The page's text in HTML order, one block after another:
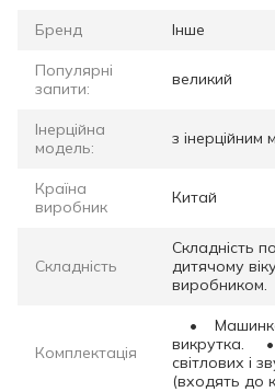
Бренд Інше
Популярні
запити:
великий
Інерційна
модель:
з інерційним
Країна
виробник
Китай
Складність
Складність
дитячому
виробником.
Комплектація
•
викрутка.
світлових і
(входять до